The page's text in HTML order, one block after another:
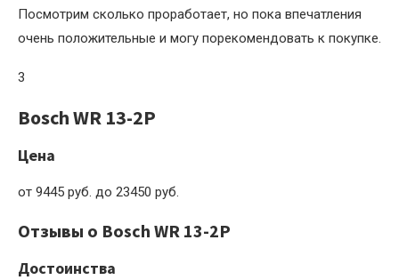
Посмотрим сколько проработает, но пока впечатления
очень положительные и могу порекомендовать к покупке.
3
Bosch WR 13-2P
Цена
от 9445 руб. до 23450 руб.
Отзывы о Bosch WR 13-2P
Достоинства